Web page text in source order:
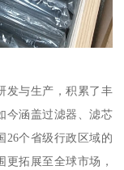
发与生产，积累了丰
今涵盖过滤器、滤芯
26个省级行政区域的
更拓展至全球市场，